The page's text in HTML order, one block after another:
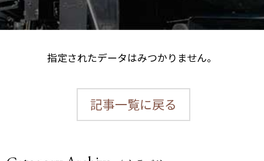
指定されたデータはみつかりません。
記事一覧に戻る